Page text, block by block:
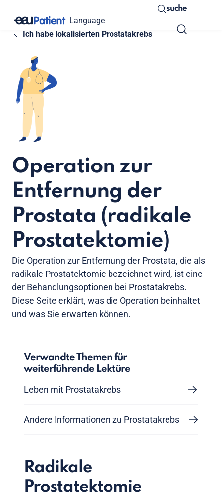
Language
suche
Ich habe lokalisierten Prostatakrebs
Operation zur
Entfernung der
Prostata (radikale
Prostatektomie)
Die Operation zur Entfernung der Prostata, die als
radikale Prostatektomie bezeichnet wird, ist eine
der Behandlungsoptionen bei Prostatakrebs.
Diese Seite erklärt, was die Operation beinhaltet
und was Sie erwarten können.
Verwandte Themen für
weiterführende Lektüre
Leben mit Prostatakrebs
Andere Informationen zu Prostatakrebs
Radikale
Prostatektomie